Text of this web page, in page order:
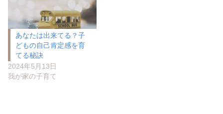
あなたは出来てる？子
どもの自己肯定感を育
てる秘訣
2024年5月13日
我が家の子育て